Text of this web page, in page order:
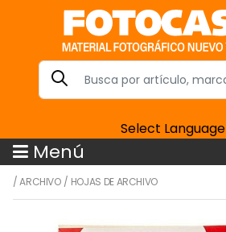
Select Language
Menú
/ARCHIVO/ HOJAS DE ARCHIVO